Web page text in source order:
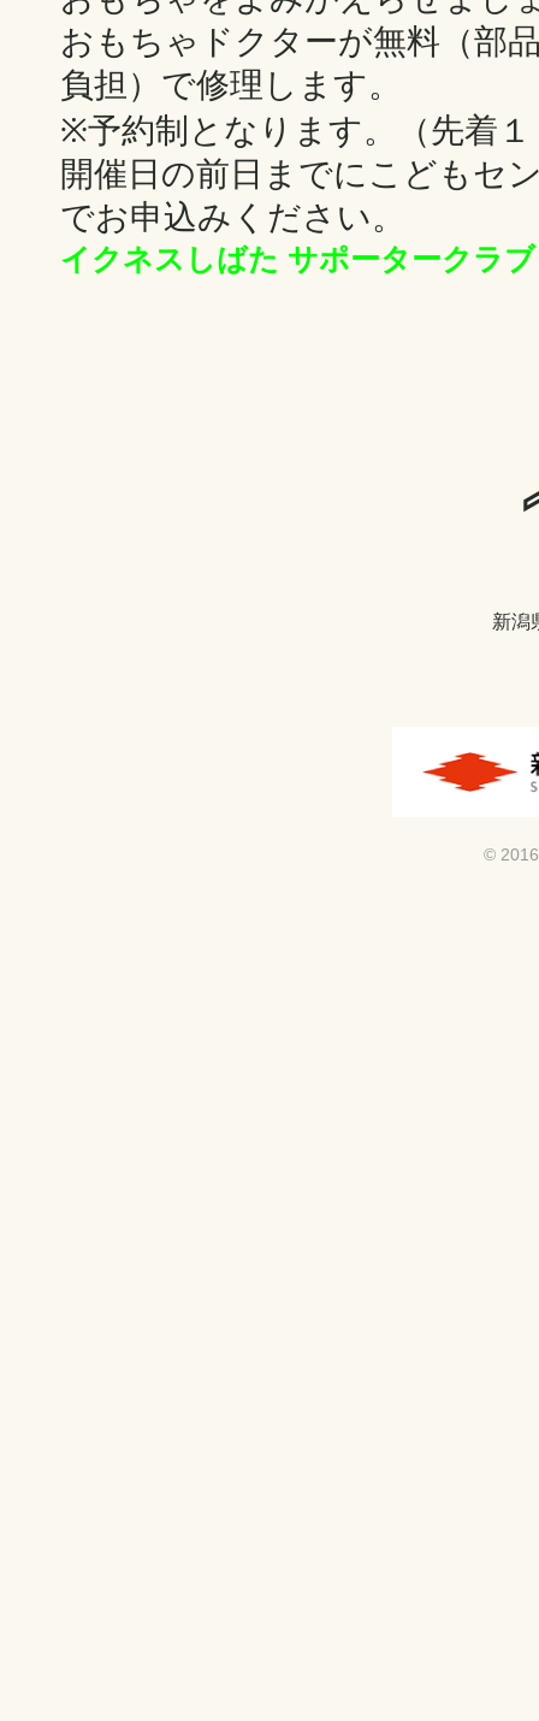
おもちゃドクターが無料（部
負担）で修理します。
※予約制となります。（先着
開催日の前日までにこどもセ
でお申込みください。
イクネスしばた サポータークラ
新潟
©